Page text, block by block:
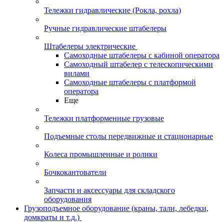
Тележки гидравлические (Рокла, рохла)
Ручные гидравлические штабелеры
Штабелеры электрические
Самоходные штабелеры с кабиной оператора
Самоходный штабелер с телескопическими
вилами
Самоходные штабелеры с платформой
оператора
Еще
Тележки платформенные грузовые
Подъемные столы передвижные и стационарные
Колеса промышленные и ролики
Бочкокантователи
Запчасти и аксессуары для складского
оборудования
Грузоподъемное оборудование (краны, тали, лебедки,
домкраты и т.д.)